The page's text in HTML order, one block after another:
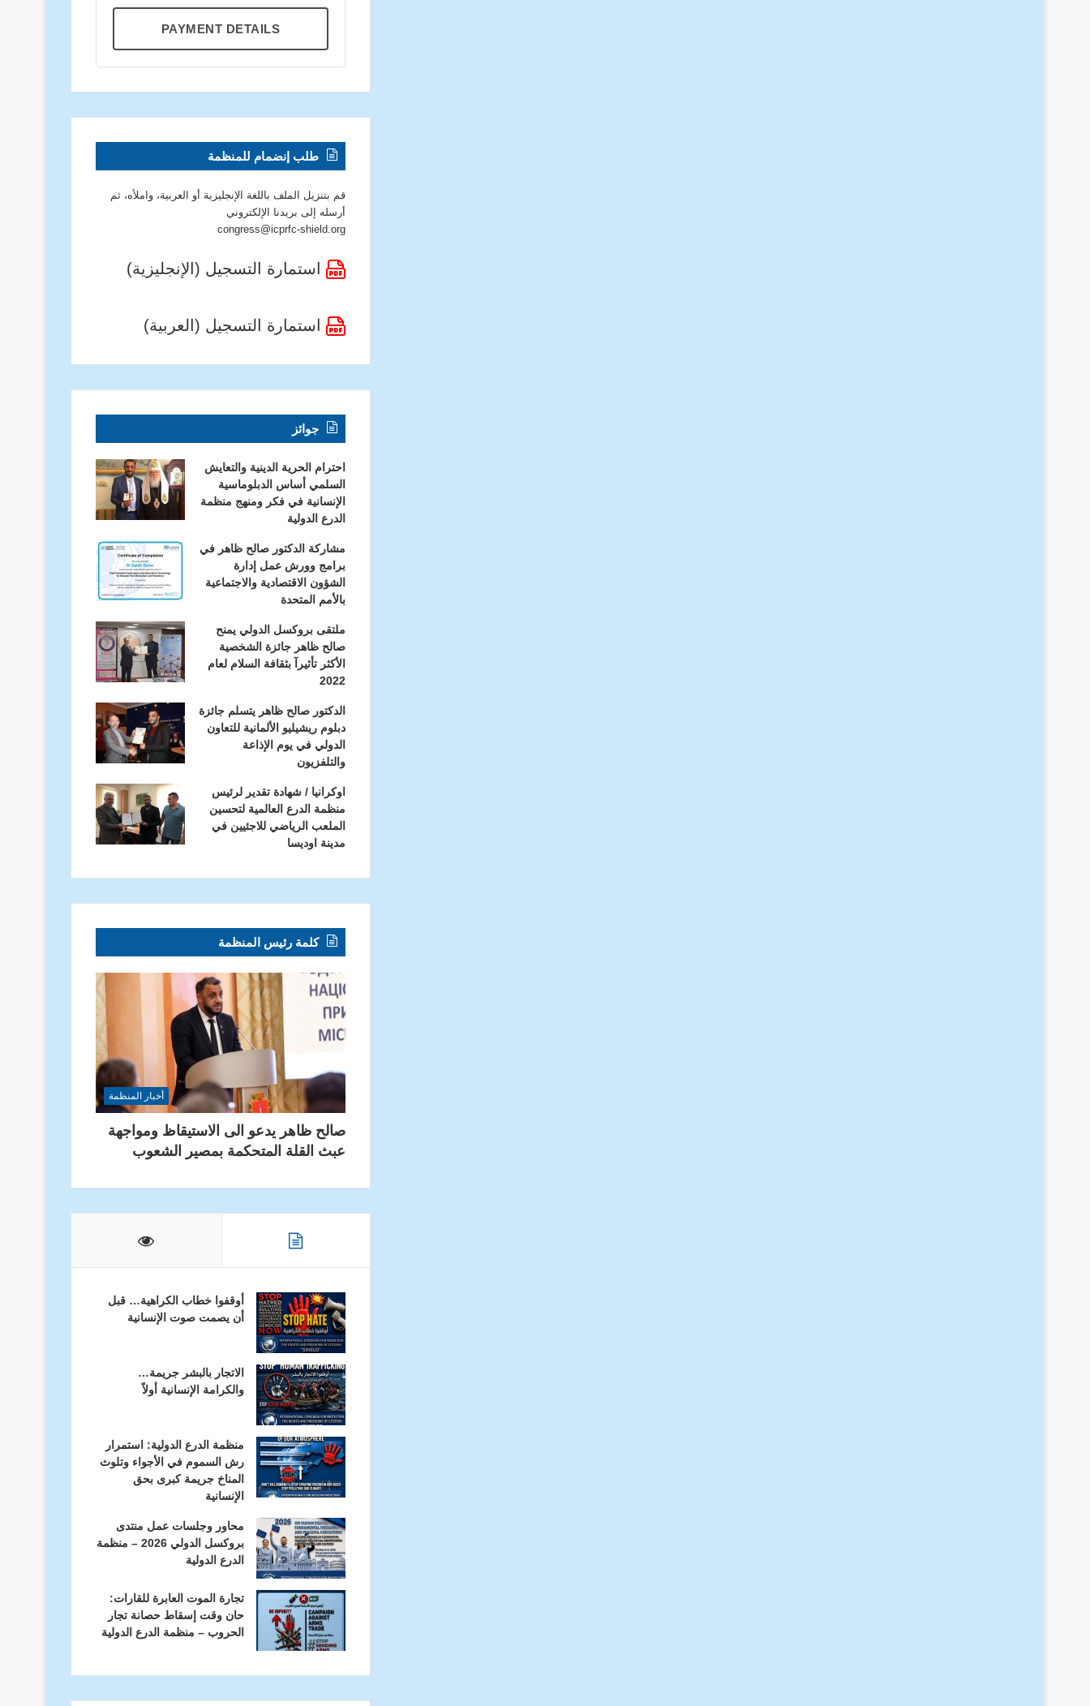
PAYMENT DETAILS
طلب إنضمام للمنظمة
قم بتنزيل الملف باللغة الإنجليزية أو العربية، واملأه، ثم
أرسله إلى بريدنا الإلكتروني
congress@icprfc-shield.org
استمارة التسجيل (الإنجليزية)
استمارة التسجيل (العربية)
جوائز
احترام الحرية الدينية والتعايش
السلمي أساس الدبلوماسية
الإنسانية في فكر ومنهج منظمة
الدرع الدولية
مشاركة الدكتور صالح ظاهر في
برامج وورش عمل إدارة
الشؤون الاقتصادية والاجتماعية
بالأمم المتحدة
ملتقى بروكسل الدولي يمنح
صالح ظاهر جائزة الشخصية
الأكثر تأثيرآ بثقافة السلام لعام
2022
الدكتور صالح ظاهر يتسلم جائزة
دبلوم ريشيليو الألمانية للتعاون
الدولي في يوم الإذاعة
والتلفزيون
اوكرانيا / شهادة تقدير لرئيس
منظمة الدرع العالمية لتحسين
الملعب الرياضي للاجئيين في
مدينة اوديسا
كلمة رئيس المنظمة
أخبار المنظمة
صالح ظاهر يدعو الى الاستيقاظ ومواجهة
عبث القلة المتحكمة بمصير الشعوب
أوقفوا خطاب الكراهية… قبل
أن يصمت صوت الإنسانية
الاتجار بالبشر جريمة…
والكرامة الإنسانية أولاً
منظمة الدرع الدولية: استمرار
رش السموم في الأجواء وتلوث
المناخ جريمة كبرى بحق
الإنسانية
محاور وجلسات عمل منتدى
بروكسل الدولي 2026 – منظمة
الدرع الدولية
تجارة الموت العابرة للقارات:
حان وقت إسقاط حصانة تجار
الحروب – منظمة الدرع الدولية